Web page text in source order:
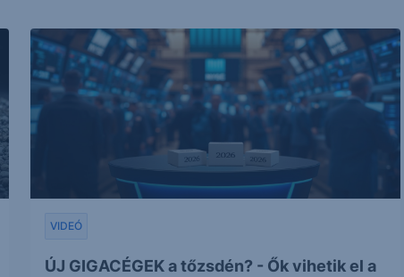
ÚJ GIGACÉGEK a tőzsdén? - Ők vihetik el a
VIDEÓ